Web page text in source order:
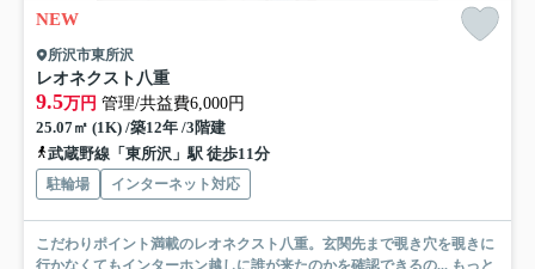
NEW
所沢市東所沢
レオネクスト八重
9.5万円 管理/共益費6,000円
25.07㎡ (1K) /築12年 /3階建
武蔵野線「東所沢」駅 徒歩11分
駐輪場 インターネット対応
こだわりポイント満載のレオネクスト八重。玄関先まで覗き穴を覗きに